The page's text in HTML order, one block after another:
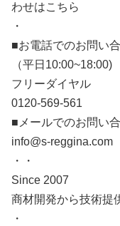
わせはこちら
・
■お電話でのお問い
（平日10:00~18:00)
フリーダイヤル
0120-569-561
■メールでのお問い
info@s-reggina.com
・・
Since 2007
商材開発から技術提
・